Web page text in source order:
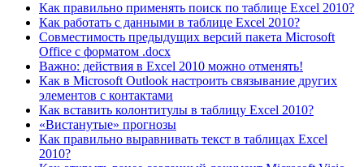
Как правильно применять поиск по таблице Excel 2010?
Как работать с данными в таблице Excel 2010?
Совместимость предыдущих версий пакета Microsoft
Office с форматом .docx
Важно: действия в Excel 2010 можно отменять!
Как в Microsoft Outlook настроить связывание других
элементов с контактами
Как вставить колонтитулы в таблицу Excel 2010?
«Вистанутые» прогнозы
Как правильно выравнивать текст в таблицах Excel
2010?